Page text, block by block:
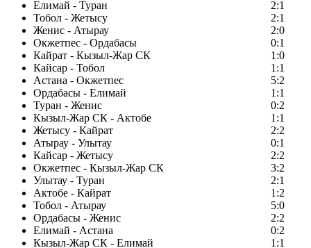
Елимай - Туран
2:1
Тобол - Жетысу
2:1
Женис - Атырау
2:0
Окжетпес - Ордабасы
0:1
Кайрат - Кызыл-Жар СК
1:0
Кайсар - Тобол
1:1
Астана - Окжетпес
5:2
Ордабасы - Елимай
1:1
Туран - Женис
0:2
Кызыл-Жар СК - Актобе
1:1
Жетысу - Кайрат
2:2
Атырау - Улытау
0:1
Кайсар - Жетысу
2:2
Окжетпес - Кызыл-Жар СК
3:2
Улытау - Туран
2:1
Актобе - Кайрат
1:2
Тобол - Атырау
5:0
Ордабасы - Женис
2:2
Елимай - Астана
0:2
Кызыл-Жар СК - Елимай
1:1